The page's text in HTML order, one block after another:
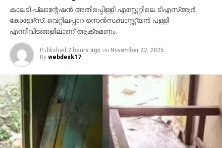
കാലടി പ്ലാന്റേഷന്‍ അതിരപ്പിള്ളി എസ്റ്റേറ്റിലെ ടിഎസ്ആര്‍
കോട്ടേഴ്‌സ്, വെറ്റിലപ്പാറ സെന്‍സബാസ്റ്റ്യന്‍ പള്ളി
എന്നിവിടങ്ങളിലാണ് ആക്രമണം.
Published 2 hours ago on November 22, 2025
By webdesk17